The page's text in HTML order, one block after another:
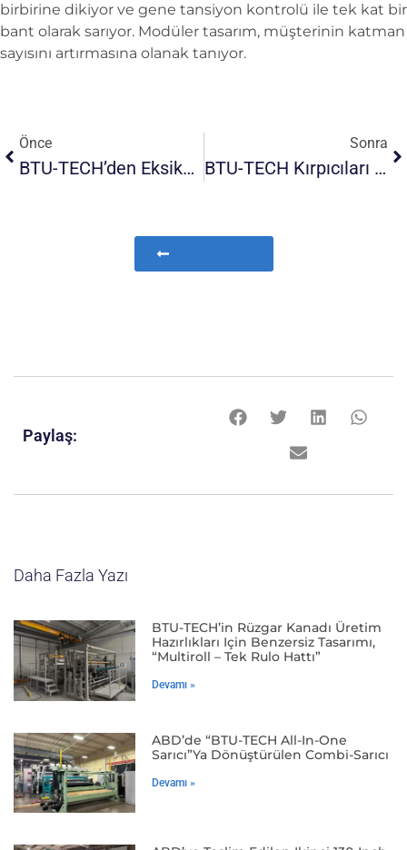
birbirine dikiyor ve gene tansiyon kontrolü ile tek kat bir
bant olarak sarıyor. Modüler tasarım, müşterinin katman
sayısını artırmasına olanak tanıyor.
Önce
BTU-TECH’den Eksiksiz Bir ‘yapıştırıcı Kaplama Hattı’!
Sonra
BTU-TECH Kırpıcıları Artık Macaristan’da
Paylaş:
Daha Fazla Yazı
BTU-TECH’in Rüzgar Kanadı Üretim
Hazırlıkları Için Benzersiz Tasarımı,
“Multiroll – Tek Rulo Hattı”
Devamı »
ABD’de “BTU-TECH All-In-One
Sarıcı”ya Dönüştürülen Combi-Sarıcı
Devamı »